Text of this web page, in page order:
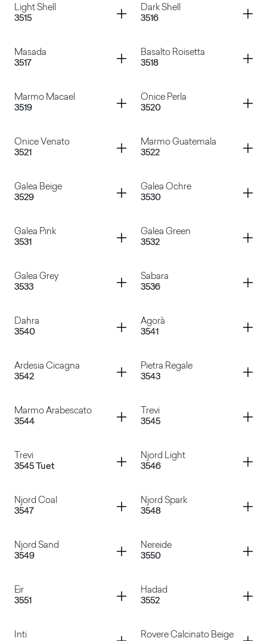
Light Shell
3515
Container
Dark Shell
3516
Container
Masada
3517
Container
Basalto Roisetta
3518
Container
Marmo Macael
3519
Container
Onice Perla
3520
Container
Onice Venato
3521
Container
Marmo Guatemala
3522
Container
Galea Beige
3529
Container
Galea Ochre
3530
Container
Galea Pink
3531
Container
Galea Green
3532
Container
Galea Grey
3533
Container
Sabara
3536
Container
Dahra
3540
Container
Agorà
3541
Container
Ardesia Cicagna
3542
Container
Pietra Regale
3543
Container
Marmo Arabescato
3544
Container
Trevi
3545
Container
Trevi
3545 Tuet
Container
Njord Light
3546
Container
Njord Coal
3547
Container
Njord Spark
3548
Container
Njord Sand
3549
Container
Nereide
3550
Container
Eir
3551
Container
Hadad
3552
Container
Inti
Container
Rovere Calcinato Beige
Container